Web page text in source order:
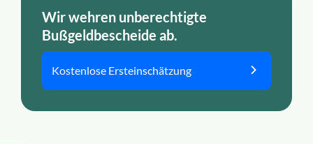
Wir wehren unberechtigte
Bußgeldbescheide ab.
Kostenlose Ersteinschätzung